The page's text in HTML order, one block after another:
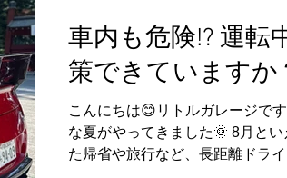
車内も危険!? 運転
策できていますか
こんにちは😊リトルガレージで
な夏がやってきました🌞 8月と
た帰省や旅行など、長距離ドラ